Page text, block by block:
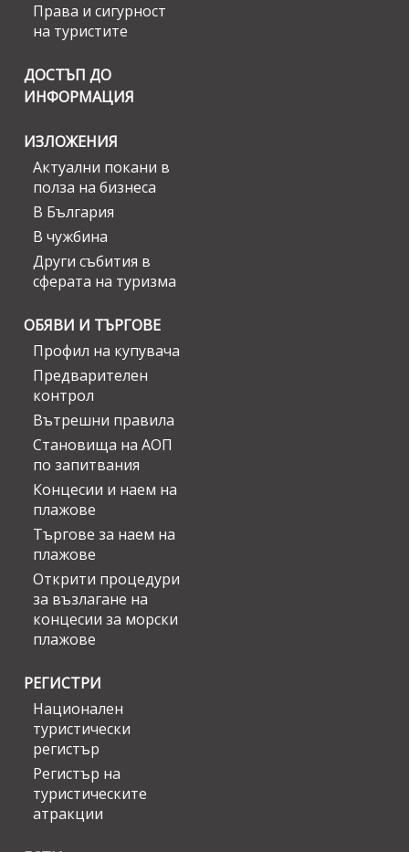
Права и сигурност
на туристите
ДОСТЪП ДО
ИНФОРМАЦИЯ
ИЗЛОЖЕНИЯ
Актуални покани в
полза на бизнеса
В България
В чужбина
Други събития в
сферата на туризма
ОБЯВИ И ТЪРГОВЕ
Профил на купувача
Предварителен
контрол
Вътрешни правила
Становища на АОП
по запитвания
Концесии и наем на
плажове
Търгове за наем на
плажове
Открити процедури
за възлагане на
концесии за морски
плажове
РЕГИСТРИ
Национален
туристически
регистър
Регистър на
туристическите
атракции